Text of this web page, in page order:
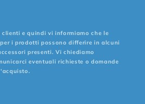
e quindi vi informiamo che le
i prodotti possono differire in alcuni
presenti. Vi chiediamo
eventuali richieste o domande